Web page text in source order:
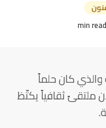
والذي كان حلماً
ملتقىً ثقافياً يكتّظ